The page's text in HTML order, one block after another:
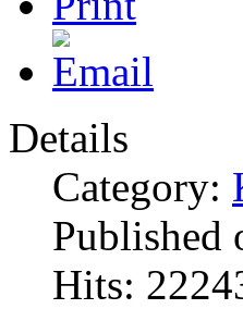
Details
Category:
Published
Hits: